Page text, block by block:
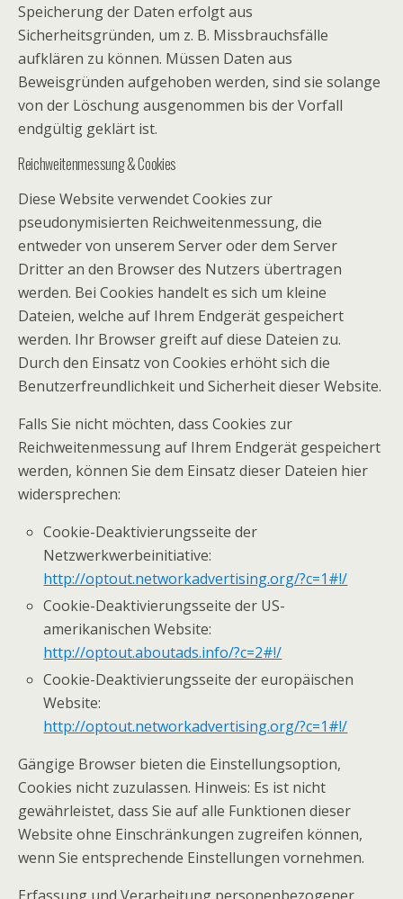
Speicherung der Daten erfolgt aus
Sicherheitsgründen, um z. B. Missbrauchsfälle
aufklären zu können. Müssen Daten aus
Beweisgründen aufgehoben werden, sind sie solange
von der Löschung ausgenommen bis der Vorfall
endgültig geklärt ist.
Reichweitenmessung & Cookies
Diese Website verwendet Cookies zur
pseudonymisierten Reichweitenmessung, die
entweder von unserem Server oder dem Server
Dritter an den Browser des Nutzers übertragen
werden. Bei Cookies handelt es sich um kleine
Dateien, welche auf Ihrem Endgerät gespeichert
werden. Ihr Browser greift auf diese Dateien zu.
Durch den Einsatz von Cookies erhöht sich die
Benutzerfreundlichkeit und Sicherheit dieser Website.
Falls Sie nicht möchten, dass Cookies zur
Reichweitenmessung auf Ihrem Endgerät gespeichert
werden, können Sie dem Einsatz dieser Dateien hier
widersprechen:
Cookie-Deaktivierungsseite der
Netzwerkwerbeinitiative:
http://optout.networkadvertising.org/?c=1#!/
Cookie-Deaktivierungsseite der US-
amerikanischen Website:
http://optout.aboutads.info/?c=2#!/
Cookie-Deaktivierungsseite der europäischen
Website:
http://optout.networkadvertising.org/?c=1#!/
Gängige Browser bieten die Einstellungsoption,
Cookies nicht zuzulassen. Hinweis: Es ist nicht
gewährleistet, dass Sie auf alle Funktionen dieser
Website ohne Einschränkungen zugreifen können,
wenn Sie entsprechende Einstellungen vornehmen.